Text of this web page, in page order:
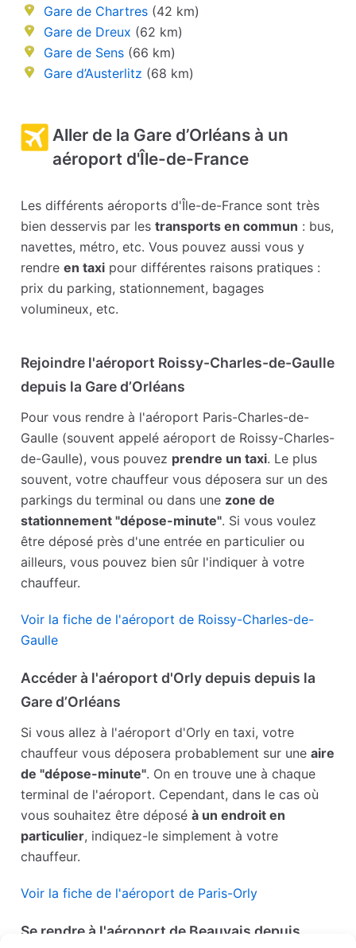
Gare de Chartres (42 km)
Gare de Dreux (62 km)
Gare de Sens (66 km)
Gare d’Austerlitz (68 km)
Aller de la Gare d’Orléans à un
aéroport d'Île-de-France
Les différents aéroports d'Île-de-France sont très
bien desservis par lestransports en commun : bus,
navettes, métro, etc. Vous pouvez aussi vous y
rendreen taxi pour différentes raisons pratiques :
prix du parking, stationnement, bagages
volumineux, etc.
Rejoindre l'aéroport Roissy-Charles-de-Gaulle
depuis la Gare d’Orléans
Pour vous rendre à l'aéroport Paris-Charles-de-
Gaulle (souvent appelé aéroport de Roissy-Charles-
de-Gaulle), vous pouvez prendre un taxi. Le plus
souvent, votre chauffeur vous déposera sur un des
parkings du terminal ou dans une zone de
stationnement "dépose-minute". Si vous voulez
être déposé près d'une entrée en particulier ou
ailleurs, vous pouvez bien sûr l'indiquer à votre
chauffeur.
Voir la fiche de l'aéroport de Roissy-Charles-de-
Gaulle
Accéder à l'aéroport d'Orly depuis depuis la
Gare d’Orléans
Si vous allez à l'aéroport d'Orly en taxi, votre
chauffeur vous déposera probablement sur uneaire
de "dépose-minute". On en trouve une à chaque
terminal de l'aéroport. Cependant, dans le cas où
vous souhaitez être déposéà un endroit en
particulier, indiquez-le simplement à votre
chauffeur.
Voir la fiche de l'aéroport de Paris-Orly
Se rendre à l'aéroport de Beauvais depuis